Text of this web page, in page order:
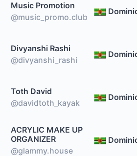
Music Promotion
@music_promo.club
Divyanshi Rashi
@divyanshi_rashi
Toth David
@davidtoth_kayak
ACRYLIC MAKE UP
ORGANIZER
@glammy.house